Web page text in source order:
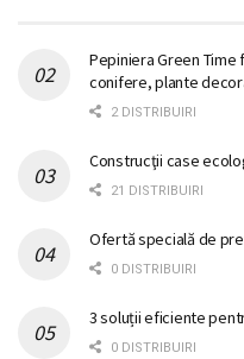
Pepiniera Green Time
conifere, plante
2 DISTRIBUIRI
Construcţii case
21 DISTRIBUIRI
Ofertă specială de
0 DISTRIBUIRI
3 soluții eficiente
0 DISTRIBUIRI